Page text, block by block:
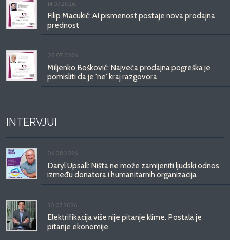
14.07.2026.
Filip Macukić: AI pismenost postaje nova prodajna
prednost
08.07.2026.
Miljenko Bošković: Najveća prodajna pogreška je
pomisliti da je 'ne' kraj razgovora
INTERVJUI
06.08.2026.
Daryl Upsall: Ništa ne može zamijeniti ljudski odnos
između donatora i humanitarnih organizacija
30.07.2026.
Elektrifikacija više nije pitanje klime. Postala je
pitanje ekonomije.